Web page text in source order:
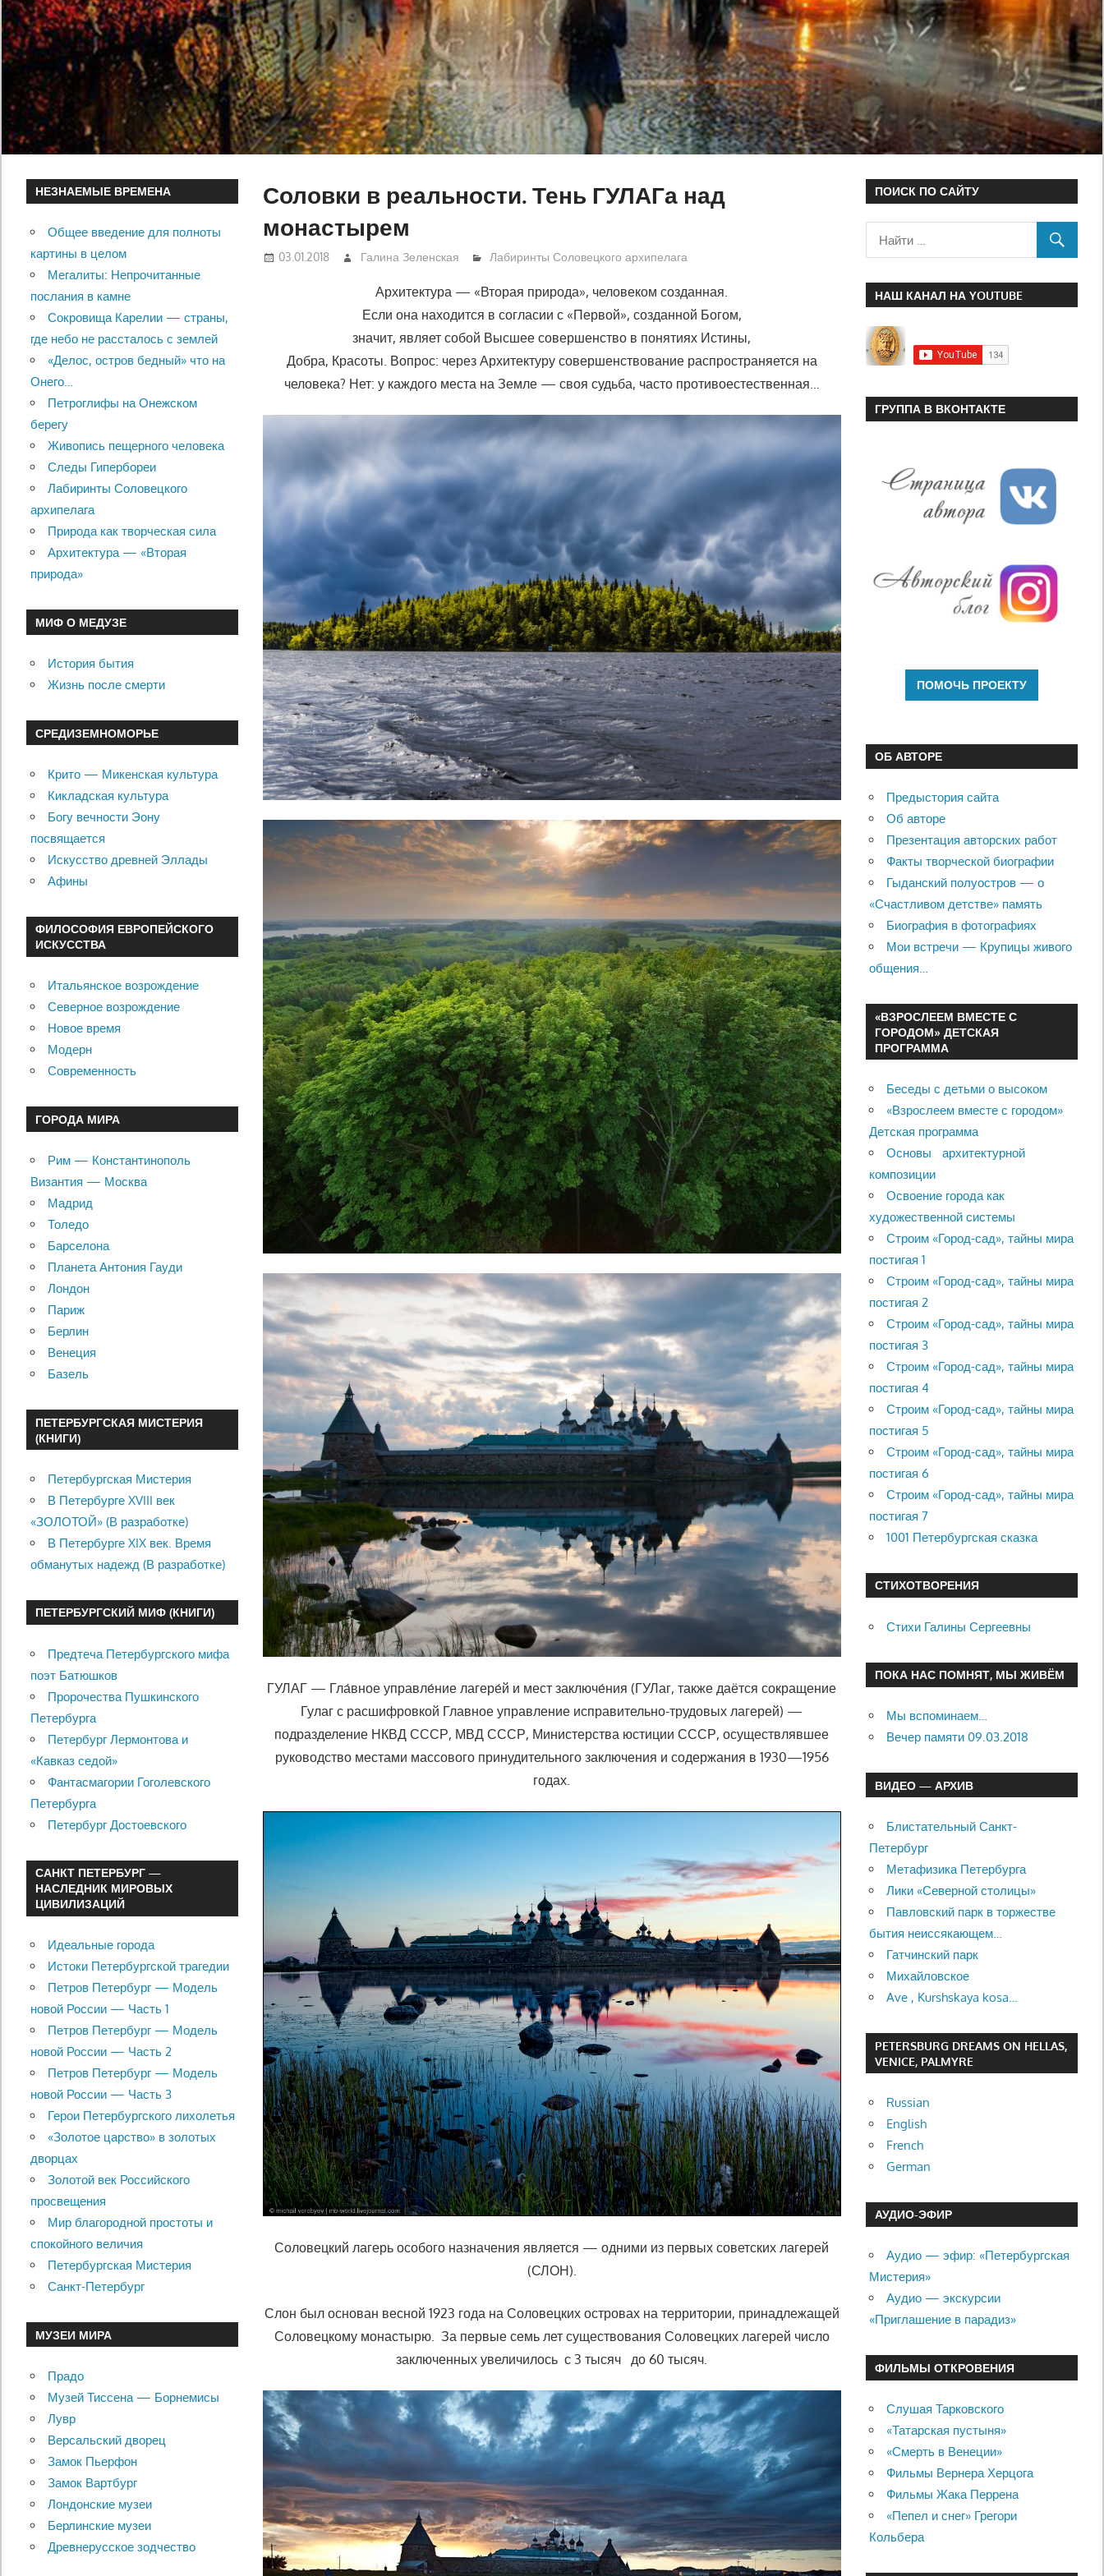
Соловки в реальности. Тень ГУЛАГа над
монастырем
03.01.2018 Галина Зеленская Лабиринты Соловецкого архипелага
Архитектура — «Вторая природа», человеком созданная.
Если она находится в согласии с «Первой», созданной Богом,
значит, являет собой Высшее совершенство в понятиях Истины,
Добра, Красоты. Вопрос: через Архитектуру совершенствование распространяется на
человека? Нет: у каждого места на Земле — своя судьба, часто противоестественная…
ГУЛАГ — Гла́вное управле́ние лагере́й и мест заключе́ния (ГУЛаг, также даётся сокращение
Гулаг с расшифровкой Главное управление исправительно-трудовых лагерей) —
подразделение НКВД СССР, МВД СССР, Министерства юстиции СССР, осуществлявшее
руководство местами массового принудительного заключения и содержания в 1930—1956
годах.
Соловецкий лагерь особого назначения является — одними из первых советских лагерей
(СЛОН).
Слон был основан весной 1923 года на Соловецких островах на территории, принадлежащей
Соловецкому монастырю. За первые семь лет существования Соловецких лагерей число
заключенных увеличилось с 3 тысяч до 60 тысяч.
НЕЗНАЕМЫЕ ВРЕМЕНА
Общее введение для полноты
картины в целом
Мегалиты: Непрочитанные
послания в камне
Сокровища Карелии — страны,
где небо не рассталось с землей
«Делос, остров бедный» что на
Онего…
Петроглифы на Онежском
берегу
Живопись пещерного человека
Следы Гипербореи
Лабиринты Соловецкого
архипелага
Природа как творческая сила
Архитектура — «Вторая
природа»
МИФ О МЕДУЗЕ
История бытия
Жизнь после смерти
СРЕДИЗЕМНОМОРЬЕ
Крито — Микенская культура
Кикладская культура
Богу вечности Эону
посвящается
Искусство древней Эллады
Афины
ФИЛОСОФИЯ ЕВРОПЕЙСКОГО
ИСКУССТВА
Итальянское возрождение
Северное возрождение
Новое время
Модерн
Современность
ГОРОДА МИРА
Рим — Константинополь
Византия — Москва
Мадрид
Толедо
Барселона
Планета Антония Гауди
Лондон
Париж
Берлин
Венеция
Базель
ПЕТЕРБУРГСКАЯ МИСТЕРИЯ
(КНИГИ)
Петербургская Мистерия
В Петербурге XVIII век
«ЗОЛОТОЙ» (В разработке)
В Петербурге XIX век. Время
обманутых надежд (В разработке)
ПЕТЕРБУРГСКИЙ МИФ (КНИГИ)
Предтеча Петербургского мифа
поэт Батюшков
Пророчества Пушкинского
Петербурга
Петербург Лермонтова и
«Кавказ седой»
Фантасмагории Гоголевского
Петербурга
Петербург Достоевского
САНКТ ПЕТЕРБУРГ —
НАСЛЕДНИК МИРОВЫХ
ЦИВИЛИЗАЦИЙ
Идеальные города
Истоки Петербургской трагедии
Петров Петербург — Модель
новой России — Часть 1
Петров Петербург — Модель
новой России — Часть 2
Петров Петербург — Модель
новой России — Часть 3
Герои Петербургского лихолетья
«Золотое царство» в золотых
дворцах
Золотой век Российского
просвещения
Мир благородной простоты и
спокойного величия
Петербургская Мистерия
Санкт-Петербург
МУЗЕИ МИРА
Прадо
Музей Тиссена — Борнемисы
Лувр
Версальский дворец
Замок Пьерфон
Замок Вартбург
Лондонские музеи
Берлинские музеи
Древнерусское зодчество
ПОИСК ПО САЙТУ
НАШ КАНАЛ НА YOUTUBE
ГРУППА В ВКОНТАКТЕ
ОБ АВТОРЕ
Предыстория сайта
Об авторе
Презентация авторских работ
Факты творческой биографии
Гыданский полуостров — о
«Счастливом детстве» память
Биография в фотографиях
Мои встречи — Крупицы живого
общения…
«ВЗРОСЛЕЕМ ВМЕСТЕ С
ГОРОДОМ» ДЕТСКАЯ
ПРОГРАММА
Беседы с детьми о высоком
«Взрослеем вместе с городом»
Детская программа
Основы архитектурной
композиции
Освоение города как
художественной системы
Строим «Город-сад», тайны мира
постигая 1
Строим «Город-сад», тайны мира
постигая 2
Строим «Город-сад», тайны мира
постигая 3
Строим «Город-сад», тайны мира
постигая 4
Строим «Город-сад», тайны мира
постигая 5
Строим «Город-сад», тайны мира
постигая 6
Строим «Город-сад», тайны мира
постигая 7
1001 Петербургская сказка
СТИХОТВОРЕНИЯ
Стихи Галины Сергеевны
ПОКА НАС ПОМНЯТ, МЫ ЖИВЁМ
Мы вспоминаем…
Вечер памяти 09.03.2018
ВИДЕО — АРХИВ
Блистательный Санкт-
Петербург
Метафизика Петербурга
Лики «Северной столицы»
Павловский парк в торжестве
бытия неиссякающем…
Гатчинский парк
Михайловское
Ave , Kurshskaya kosa…
PETERSBURG DREAMS ON HELLAS,
VENICE, PALMYRE
Russian
English
French
German
АУДИО-ЭФИР
Аудио — эфир: «Петербургская
Мистерия»
Аудио — экскурсии
«Приглашение в парадиз»
ФИЛЬМЫ ОТКРОВЕНИЯ
Слушая Тарковского
«Татарская пустыня»
«Смерть в Венеции»
Фильмы Вернера Херцога
Фильмы Жака Перрена
«Пепел и снег» Грегори
Кольбера